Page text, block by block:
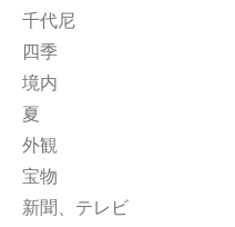
千代尼
四季
境内
夏
外観
宝物
新聞、テレビ